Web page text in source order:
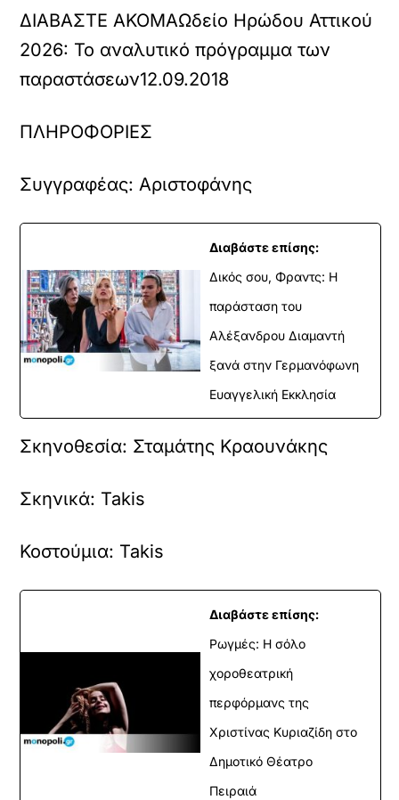
ΔΙΑΒΑΣΤΕ ΑΚΟΜΑΩδείο Ηρώδου Αττικού
2026: Το αναλυτικό πρόγραμμα των
παραστάσεων12.09.2018
ΠΛΗΡΟΦΟΡΙΕΣ
Συγγραφέας:Αριστοφάνης
Διαβάστε επίσης:
Δικός σου, Φραντς: Η
παράσταση του
Αλέξανδρου Διαμαντή
ξανά στην Γερμανόφωνη
Ευαγγελική Εκκλησία
Σκηνοθεσία: Σταμάτης Κραουνάκης
Σκηνικά: Takis
Κοστούμια: Takis
Διαβάστε επίσης:
Ρωγμές: Η σόλο
χοροθεατρική
περφόρμανς της
Χριστίνας Κυριαζίδη στο
Δημοτικό Θέατρο
Πειραιά